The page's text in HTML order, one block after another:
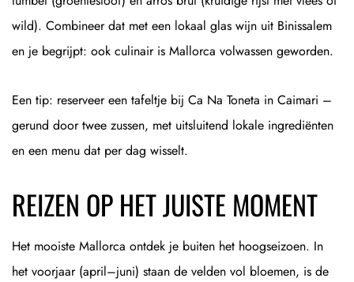
wild). Combineer dat met een lokaal glas wijn uit Binissalem
en je begrijpt: ook culinair is Mallorca volwassen geworden.
Een tip: reserveer een tafeltje bij Ca Na Toneta in Caimari –
gerund door twee zussen, met uitsluitend lokale ingrediënten
en een menu dat per dag wisselt.
REIZEN OP HET JUISTE MOMENT
Het mooiste Mallorca ontdek je buiten het hoogseizoen. In
het voorjaar (april–juni) staan de velden vol bloemen, is de